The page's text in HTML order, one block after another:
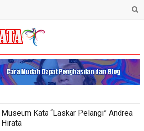
Museum Kata “Laskar Pelangi” Andrea
Hirata